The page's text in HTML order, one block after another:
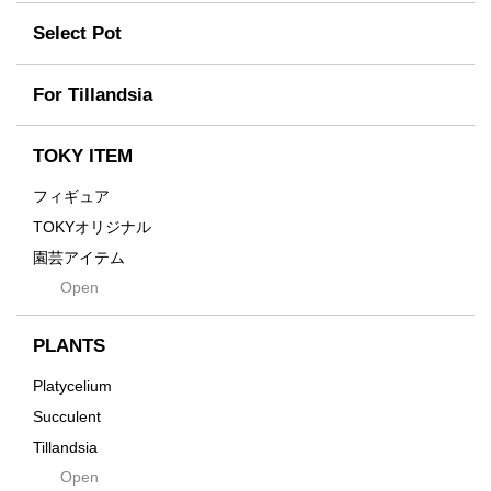
Former
Fused
Earth
emeth
Enhance
Grid
Innocence
Kodama
tamanhayat
TETSUYA OZAWA
Scratch
Takehiro Ito
Yuya Iha
Select Pot
For Tillandsia
TOKY ITEM
フィギュア
TOKYオリジナル
園芸アイテム
土・化粧石・活力剤
インテリア・デザイン雑貨
Tシャツ・バッグ
その他
Open
PLANTS
Platycelium
Succulent
Tillandsia
SeedsOpen